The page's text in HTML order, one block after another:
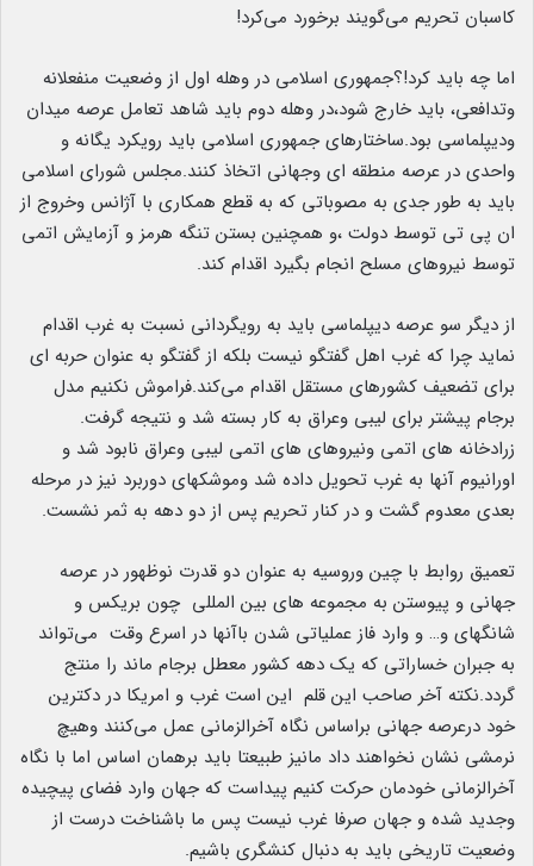
کاسبان تحریم می‌گویند برخورد می‌کرد!
اما چه باید کرد!؟جمهوری اسلامی در وهله اول از وضعیت منفعلانه
وتدافعی، باید خارج شود،در وهله دوم باید شاهد تعامل عرصه میدان
ودیپلماسی بود.ساختارهای جمهوری اسلامی باید رویکرد یگانه و
واحدی در عرصه منطقه ای وجهانی اتخاذ کنند.مجلس شورای اسلامی
باید به طور جدی به مصوباتی که به قطع همکاری با آژانس وخروج از
ان پی تی توسط دولت ،و همچنین بستن تنگه هرمز و آزمایش اتمی
توسط نیروهای مسلح انجام بگیرد اقدام کند.
از دیگر سو عرصه دیپلماسی باید به رویگردانی نسبت به غرب اقدام
نماید چرا که غرب اهل گفتگو نیست بلکه از گفتگو به عنوان حربه ای
برای تضعیف کشورهای مستقل اقدام می‌کند.فراموش نکنیم مدل
برجام پیشتر برای لیبی وعراق به کار بسته شد و نتیجه گرفت.
زرادخانه های اتمی ونیروهای های اتمی لیبی وعراق نابود شد و
اورانیوم آنها به غرب تحویل داده شد وموشکهای دوربرد نیز در مرحله
بعدی معدوم گشت و در کنار تحریم پس از دو دهه به ثمر نشست.
تعمیق روابط با چین وروسیه به عنوان دو قدرت نوظهور در عرصه
جهانی و پیوستن به مجموعه های بین المللی چون بریکس و
شانگهای و… و وارد فاز عملیاتی شدن باآنها در اسرع وقت می‌تواند
به جبران خساراتی که یک دهه کشور معطل برجام ماند را منتج
گردد.نکته آخر صاحب این قلم این است غرب و امریکا در دکترین
خود درعرصه جهانی براساس نگاه آخرالزمانی عمل می‌کنند وهیچ
نرمشی نشان نخواهند داد مانیز طبیعتا باید برهمان اساس اما با نگاه
آخرالزمانی خودمان حرکت کنیم پیداست که جهان وارد فضای پیچیده
وجدید شده و جهان صرفا غرب نیست پس ما باشناخت درست از
وضعیت تاریخی باید به دنبال کنشگری باشیم.